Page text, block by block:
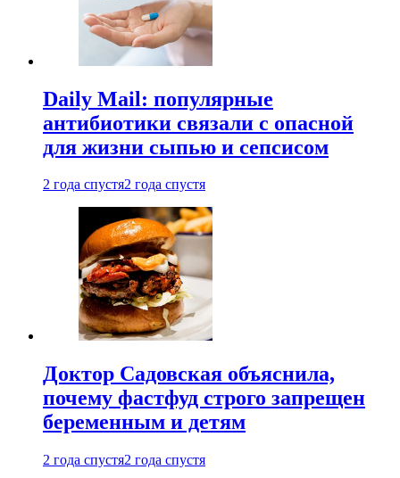
Daily Mail: популярные
антибиотики связали с опасной
для жизни сыпью и сепсисом
2 года спустя2 года спустя
Доктор Садовская объяснила,
почему фастфуд строго запрещен
беременным и детям
2 года спустя2 года спустя